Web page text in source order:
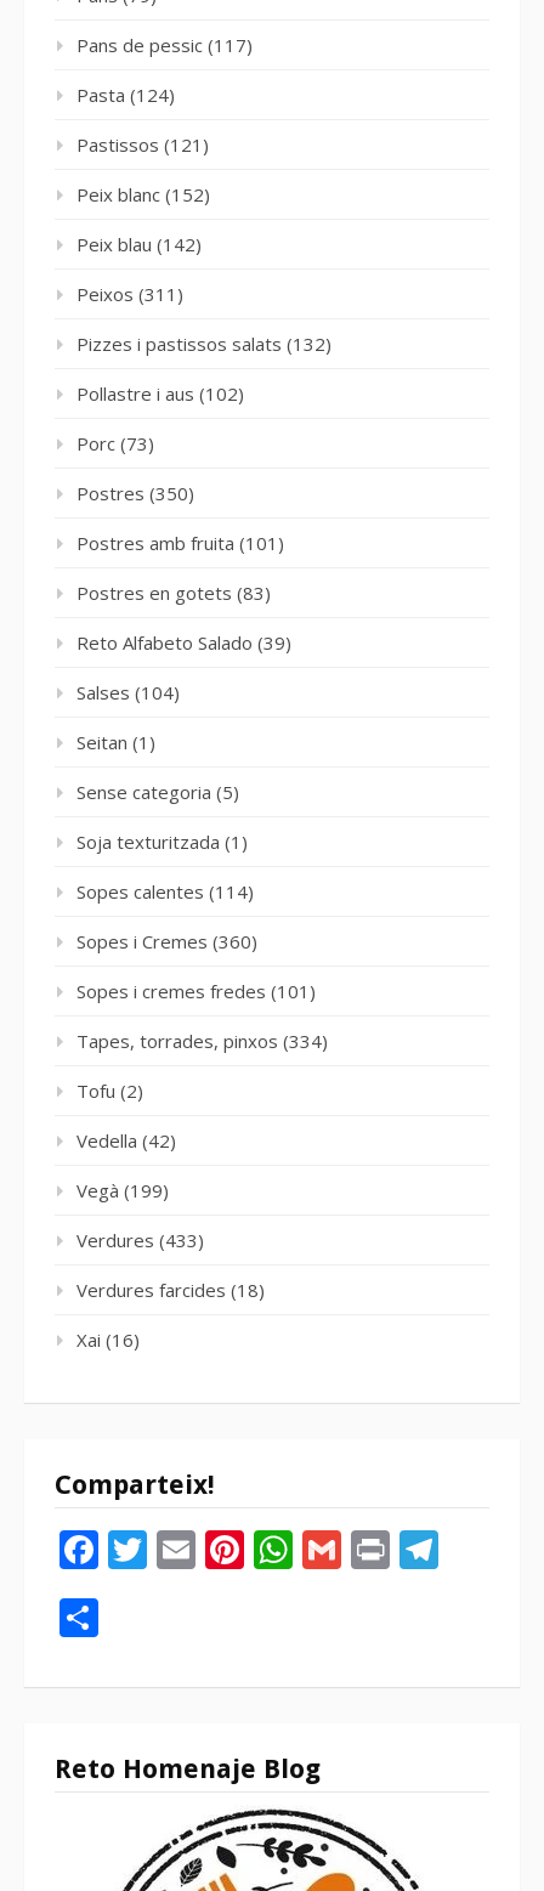
Pans de pessic (117)
Pasta (124)
Pastissos (121)
Peix blanc (152)
Peix blau (142)
Peixos (311)
Pizzes i pastissos salats (132)
Pollastre i aus (102)
Porc (73)
Postres (350)
Postres amb fruita (101)
Postres en gotets (83)
Reto Alfabeto Salado (39)
Salses (104)
Seitan (1)
Sense categoria (5)
Soja texturitzada (1)
Sopes calentes (114)
Sopes i Cremes (360)
Sopes i cremes fredes (101)
Tapes, torrades, pinxos (334)
Tofu (2)
Vedella (42)
Vegà (199)
Verdures (433)
Verdures farcides (18)
Xai (16)
Comparteix!
Facebook
Twitter
EmailPinterest
WhatsApp
Gmail
Print
Reto Homenaje Blog